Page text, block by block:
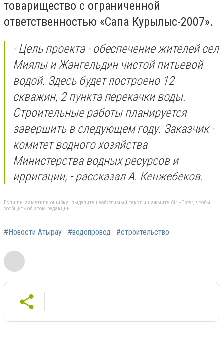
товарищество с ограниченной
ответственностью «Сапа Курылыс-2007».
- Цель проекта - обеспечение жителей сел
Миялы и Жангельдин чистой питьевой
водой. Здесь будет построено 12
скважин, 2 пункта перекачки воды.
Строительные работы планируется
завершить в следующем году. Заказчик -
комитет водного хозяйства
Министерства водных ресурсов и
ирригации, - рассказал А. Кенжебеков.
Если вы заметили ошибку, выделите необходимый текст и нажмите Ctrl+Enter, чтобы
сообщить об этом редакции
#Новости Атырау #водопровод #строительство